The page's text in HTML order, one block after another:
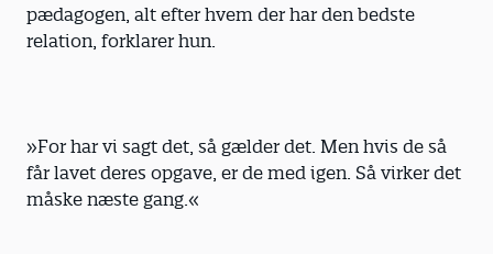
pædagogen, alt efter hvem der har den bedste
relation, forklarer hun.
»For har vi sagt det, så gælder det. Men hvis de så
får lavet deres opgave, er de med igen. Så virker det
måske næste gang.«